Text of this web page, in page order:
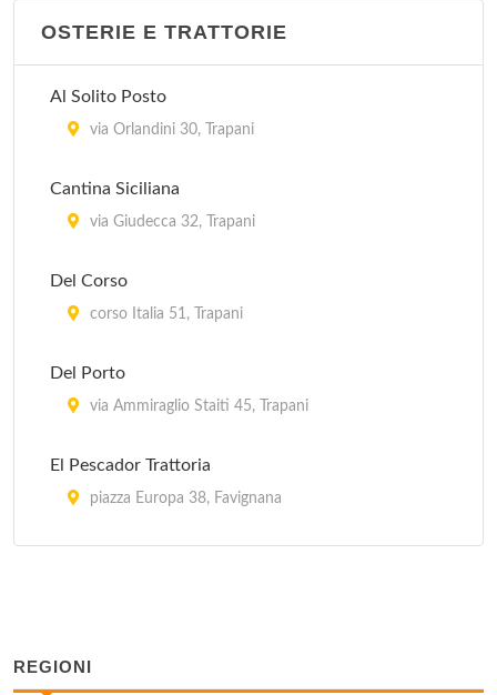
OSTERIE E TRATTORIE
Al Solito Posto
via Orlandini 30, Trapani
Cantina Siciliana
via Giudecca 32, Trapani
Del Corso
corso Italia 51, Trapani
Del Porto
via Ammiraglio Staiti 45, Trapani
El Pescador Trattoria
piazza Europa 38, Favignana
REGIONI